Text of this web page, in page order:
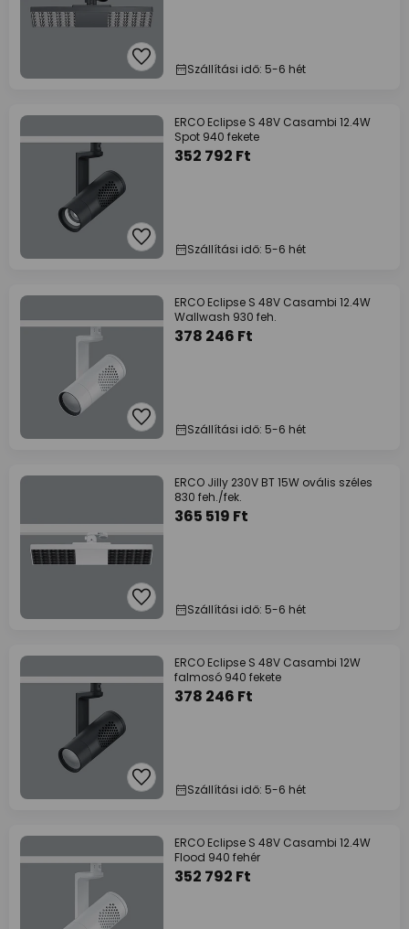
Szállítási idő: 5-6 hét
ERCO Eclipse S 48V Casambi 12.4W
Spot 940 fekete
352 792 Ft
Szállítási idő: 5-6 hét
ERCO Eclipse S 48V Casambi 12.4W
Wallwash 930 feh.
378 246 Ft
Szállítási idő: 5-6 hét
ERCO Jilly 230V BT 15W ovális széles
830 feh./fek.
365 519 Ft
Szállítási idő: 5-6 hét
ERCO Eclipse S 48V Casambi 12W
falmosó 940 fekete
378 246 Ft
Szállítási idő: 5-6 hét
ERCO Eclipse S 48V Casambi 12.4W
Flood 940 fehér
352 792 Ft